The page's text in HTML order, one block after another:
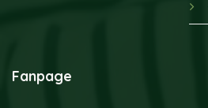
Fanpage